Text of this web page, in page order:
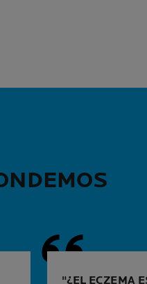
¿EL ECZEMA